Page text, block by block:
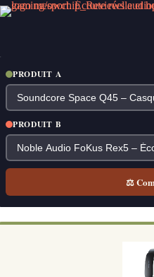
Passer
au
PRODUIT A
PRODUIT B
⚖